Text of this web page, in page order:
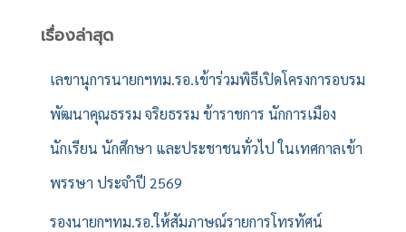
สำ
เรื่องล่าสุด
เลขานุการนายกฯทม.รอ.เข้าร่วมพิธีเปิดโครงการอบรม
พัฒนาคุณธรรม จริยธรรม ข้าราชการ นักการเมือง
นักเรียน นักศึกษา และประชาชนทั่วไป ในเทศกาลเข้า
พรรษา ประจำปี 2569
รองนายกฯทม.รอ.ให้สัมภาษณ์รายการโทรทัศน์